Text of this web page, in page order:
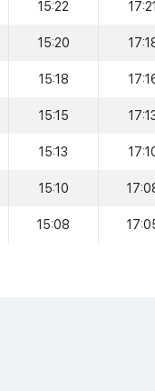
15:22 17:21
15:20
15:18
15:15
15:13
15:10
15:08